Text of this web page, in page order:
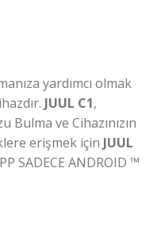
yardımcı olmak
JUUL C1,
Bulma ve Cihazınızın
erişmek için JUUL
SADECE ANDROID ™